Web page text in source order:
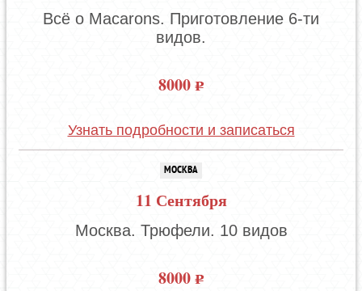
Всё о Macarons. Приготовление 6-ти
видов.
8000
Узнать подробности и записаться
МОСКВА
11 Сентября
Москва. Трюфели. 10 видов
8000